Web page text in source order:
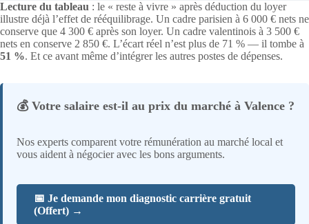
Lecture du tableau : le « reste à vivre » après déduction du loyer
illustre déjà l’effet de rééquilibrage. Un cadre parisien à 6 000 € nets ne
conserve que 4 300 € après son loyer. Un cadre valentinois à 3 500 €
nets en conserve 2 850 €. L’écart réel n’est plus de 71 % — il tombe à
51 %. Et ce avant même d’intégrer les autres postes de dépenses.
💰 Votre salaire est-il au prix du marché à Valence ?
Nos experts comparent votre rémunération au marché local et
vous aident à négocier avec les bons arguments.
📅 Je demande mon diagnostic carrière gratuit
(Offert) →